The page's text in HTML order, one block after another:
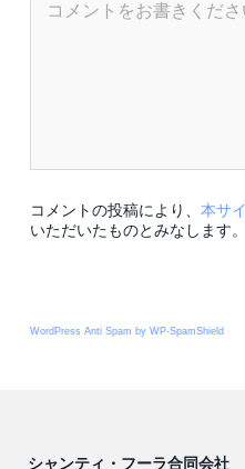
コメントの投稿により、 本サ
いただいたものとみなします。
WordPress Anti Spam by WP-SpamShield
シャンティ・フーラ合同会社